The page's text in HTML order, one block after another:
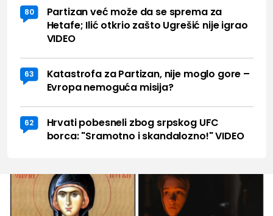
80
Partizan već može da se sprema za
Hetafe; Ilić otkrio zašto Ugrešić nije igrao
VIDEO
63
Katastrofa za Partizan, nije moglo gore –
Evropa nemoguća misija?
62
Hrvati pobesneli zbog srpskog UFC
borca: "Sramotno i skandalozno!" VIDEO